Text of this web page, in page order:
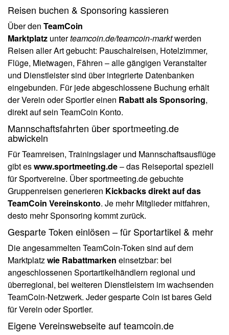
Reisen buchen & Sponsoring kassieren
Über den TeamCoin
Marktplatz unterteamcoin.de/teamcoin-marktwerden
Reisen aller Art gebucht: Pauschalreisen, Hotelzimmer,
Flüge, Mietwagen, Fähren – alle gängigen Veranstalter
und Dienstleister sind über integrierte Datenbanken
eingebunden. Für jede abgeschlossene Buchung erhält
der Verein oder Sportler einen Rabatt als Sponsoring,
direkt auf sein TeamCoin Konto.
Mannschaftsfahrten über sportmeeting.de
abwickeln
Für Teamreisen, Trainingslager und Mannschaftsausflüge
gibt eswww.sportmeeting.de– das Reiseportal speziell
für Sportvereine. Über sportmeeting.de gebuchte
Gruppenreisen generieren Kickbacks direkt auf das
TeamCoin Vereinskonto. Je mehr Mitglieder mitfahren,
desto mehr Sponsoring kommt zurück.
Gesparte Token einlösen – für Sportartikel & mehr
Die angesammelten TeamCoin-Token sind auf dem
Marktplatzwie Rabattmarken einsetzbar: bei
angeschlossenen Sportartikelhändlern regional und
überregional, bei weiteren Dienstleistern im wachsenden
TeamCoin-Netzwerk. Jeder gesparte Coin ist bares Geld
für Verein oder Sportler.
Eigene Vereinswebseite auf teamcoin.de